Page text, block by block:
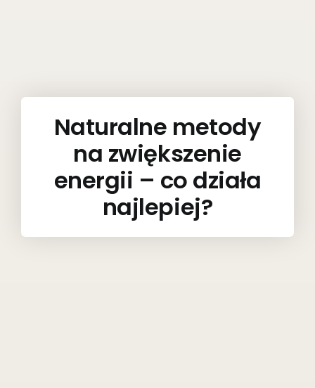
Naturalne metody
na zwiększenie
energii – co działa
najlepiej?